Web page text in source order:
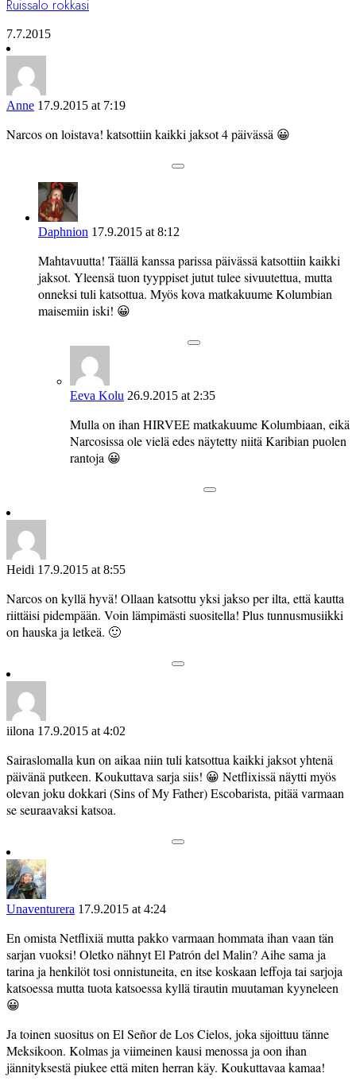
Ruissalo rokkasi
7.7.2015
Anne 17.9.2015 at 7:19
Narcos on loistava! katsottiin kaikki jaksot 4 päivässä 😀
Daphnion 17.9.2015 at 8:12
Mahtavuutta! Täällä kanssa parissa päivässä katsottiin kaikki
jaksot. Yleensä tuon tyyppiset jutut tulee sivuutettua, mutta
onneksi tuli katsottua. Myös kova matkakuume Kolumbian
maisemiin iski! 😀
Eeva Kolu 26.9.2015 at 2:35
Mulla on ihan HIRVEE matkakuume Kolumbiaan, eikä
Narcosissa ole vielä edes näytetty niitä Karibian puolen
rantoja 😀
Heidi 17.9.2015 at 8:55
Narcos on kyllä hyvä! Ollaan katsottu yksi jakso per ilta, että kautta
riittäisi pidempään. Voin lämpimästi suositella! Plus tunnusmusiikki
on hauska ja letkeä. 🙂
iilona 17.9.2015 at 4:02
Sairaslomalla kun on aikaa niin tuli katsottua kaikki jaksot yhtenä
päivänä putkeen. Koukuttava sarja siis! 😀 Netflixissä näytti myös
olevan joku dokkari (Sins of My Father) Escobarista, pitää varmaan
se seuraavaksi katsoa.
Unaventurera 17.9.2015 at 4:24
En omista Netflixiä mutta pakko varmaan hommata ihan vaan tän
sarjan vuoksi! Oletko nähnyt El Patrón del Malin? Aihe sama ja
tarina ja henkilöt tosi onnistuneita, en itse koskaan leffoja tai sarjoja
katsoessa mutta tuota katsoessa kyllä tirautin muutaman kyyneleen
😀
Ja toinen suositus on El Señor de Los Cielos, joka sijoittuu tänne
Meksikoon. Kolmas ja viimeinen kausi menossa ja oon ihan
jännityksestä piukee että miten herran käy. Koukuttavaa kamaa!